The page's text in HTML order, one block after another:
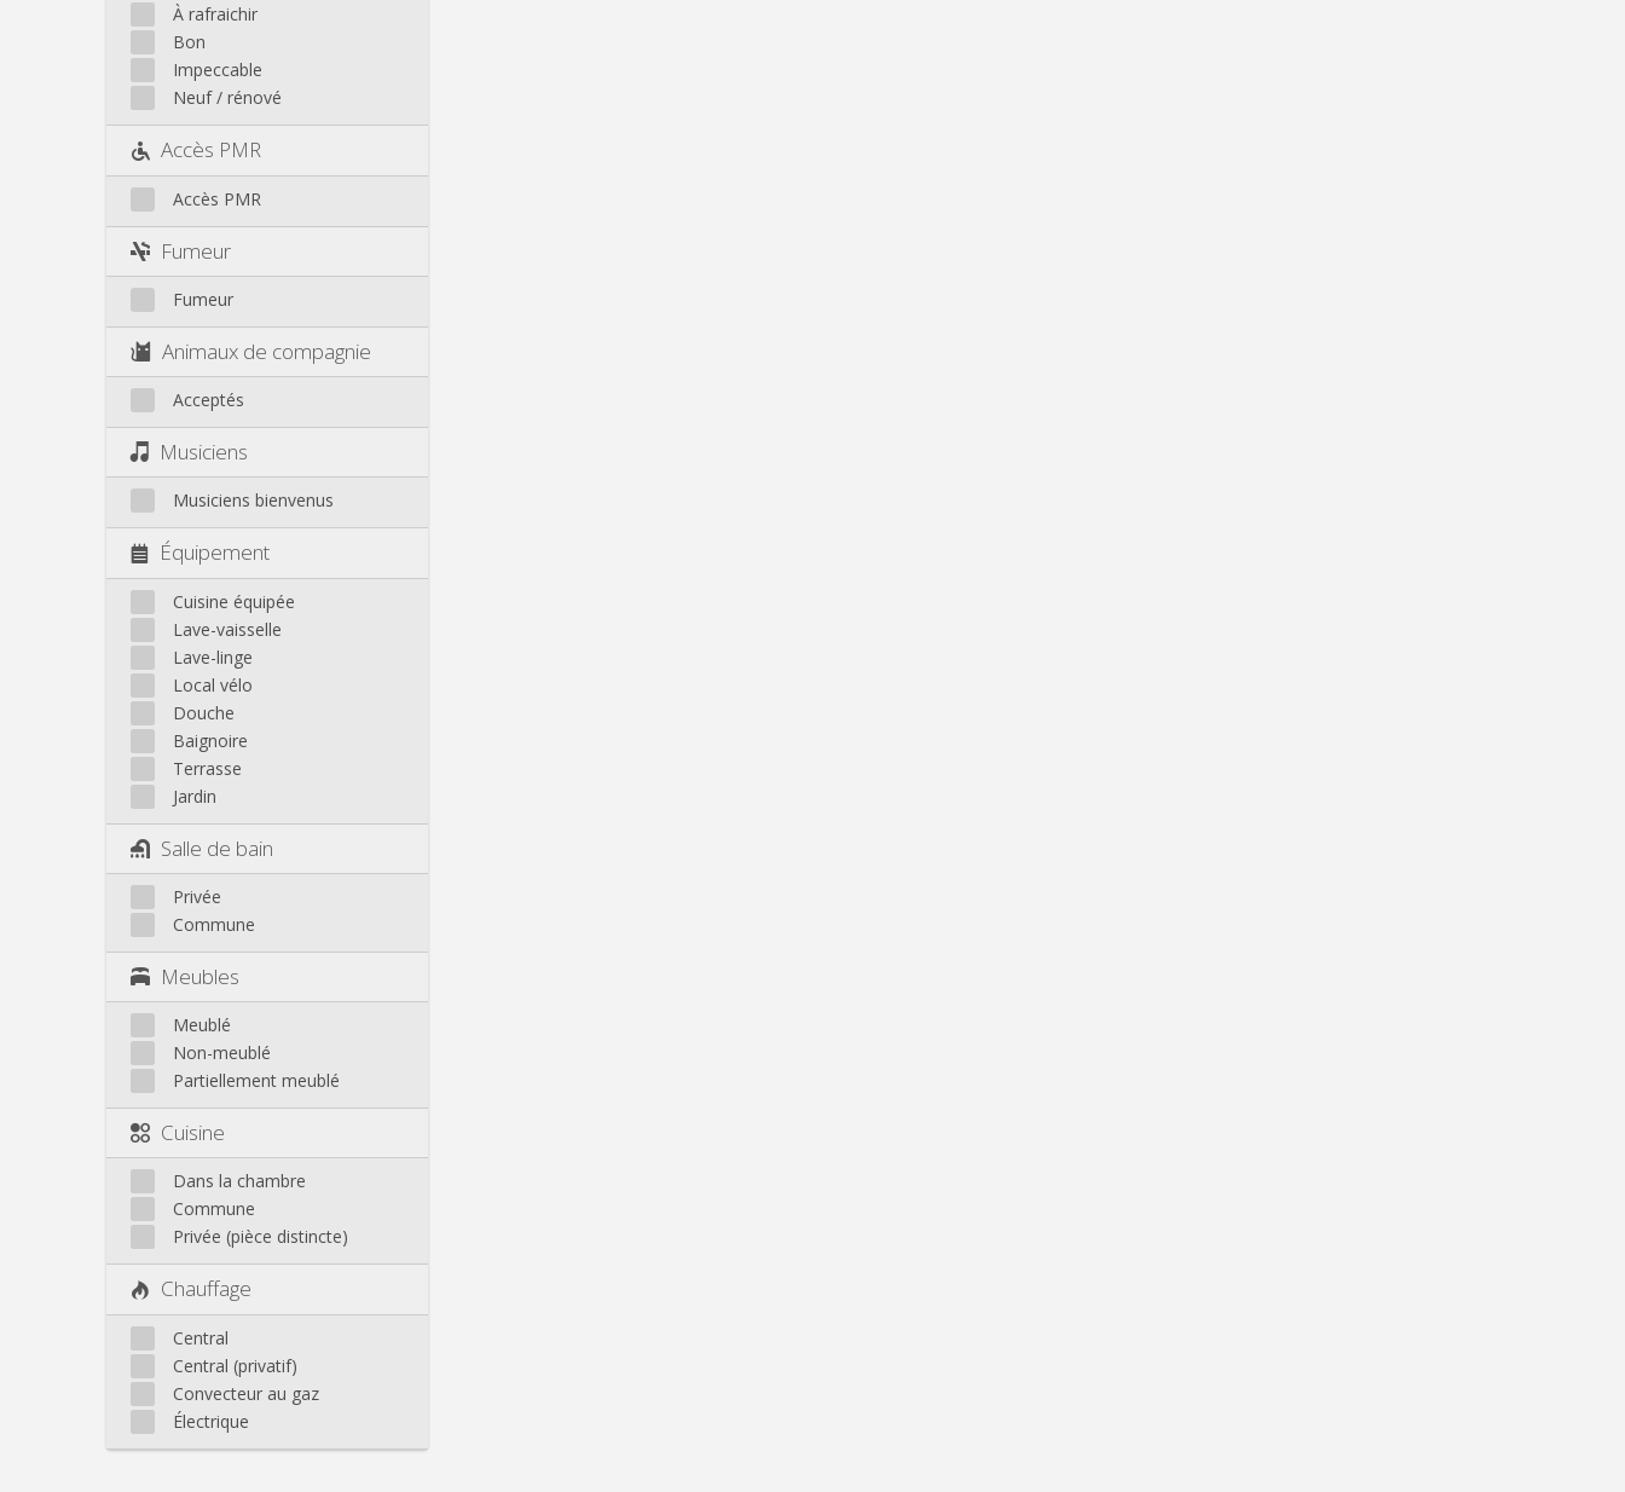
À rafraichir
Bon
Impeccable
Neuf / rénové
Accès PMR
Accès PMR
Fumeur
Fumeur
Animaux de compagnie
Acceptés
Musiciens
Musiciens bienvenus
Équipement
Cuisine équipée
Lave-vaisselle
Lave-linge
Local vélo
Douche
Baignoire
Terrasse
Jardin
Salle de bain
Privée
Commune
Meubles
Meublé
Non-meublé
Partiellement meublé
Cuisine
Dans la chambre
Commune
Privée (pièce distincte)
Chauffage
Central
Central (privatif)
Convecteur au gaz
Électrique